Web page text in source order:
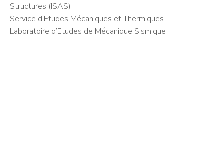
Structures (ISAS)
Service d’Etudes Mécaniques et Thermiques
Laboratoire d’Etudes de Mécanique Sismique